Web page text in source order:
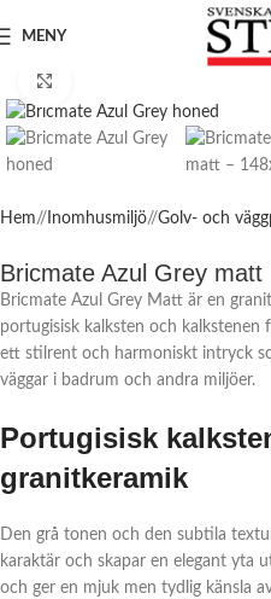
MENY
Hem/ Inomhusmiljö/ Golv- och
Bricmate Azul Grey matt
Bricmate Azul Grey Matt är en
portugisisk kalksten och
ett stilrent och harmoniskt intryck
väggar i badrum och andra miljöer.
Portugisisk
granitkeramik
Den grå tonen och den subtila
karaktär och skapar en elegant yta
och ger en mjuk men tydlig känsla